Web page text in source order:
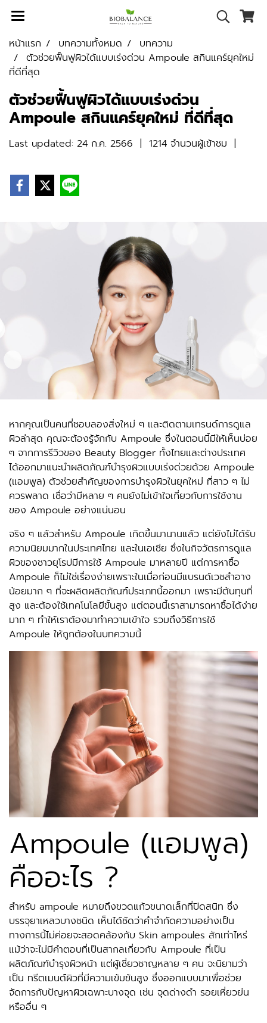
หน้าแรก บทความทั้งหมด
บทความ
ตัวช่วยฟื้นฟูผิวได้แบบเร่งด่วน Ampoule สกินแคร์ยุคใหม่
ที่ดีที่สุด
ตัวช่วยฟื้นฟูผิวได้แบบเร่งด่วน
Ampoule สกินแคร์ยุคใหม่ ที่ดีที่สุด
Last updated: 24 ก.ค. 2566 | 1214 จำนวนผู้เข้าชม |
หากคุณเป็นคนที่ชอบลองสิ่งใหม่ ๆ และติดตามเทรนด์การดูแล
ผิวล่าสุด คุณจะต้องรู้จักกับ Ampoule ซึ่งในตอนนี้มีให้เห็นบ่อย
ๆ จากการรีวิวของ Beauty Blogger ทั้งไทยและต่างประเทศ
ได้ออกมาแนะนำผลิตภัณฑ์บำรุงผิวแบบเร่งด่วยด้วย Ampoule
(แอมพูล) ตัวช่วยสำคัญของการบำรุงผิวในยุคใหม่ ที่สาว ๆ ไม่
ควรพลาด เชื่อว่ามีหลาย ๆ คนยังไม่เข้าใจเกี่ยวกับการใช้งาน
ของ Ampoule อย่างแน่นอน
จริง ๆ แล้วสำหรับ Ampoule เกิดขึ้นมานานแล้ว แต่ยังไม่ได้รับ
ความนิยมมากในประเทศไทย และในเอเชีย ซึ่งในกิจวัตรการดูแล
ผิวของชาวยุโรปมีการใช้ Ampoule มาหลายปี แต่การหาซื้อ
Ampoule ก็ไม่ใช่เรื่องง่ายเพราะในเมื่อก่อนมีแบรนด์เวชสำอาง
น้อยมาก ๆ ที่จะผลิตผลิตภัณฑ์ประเภทนี้ออกมา เพราะมีต้นทุนที่
สูง และต้องใช้เทคโนโลยีขั้นสูง แต่ตอนนี้เราสามารถหาซื้อได้ง่าย
มาก ๆ ทำให้เราต้องมาทำความเข้าใจ รวมถึงวิธีการใช้
Ampoule ให้ถูกต้องในบทความนี้
Ampoule (แอมพูล)
คืออะไร ?
สำหรับ ampoule หมายถึงขวดแก้วขนาดเล็กที่ปิดสนิท ซึ่ง
บรรจุยาเหลวบางชนิด เห็นได้ชัดว่าคำจำกัดความอย่างเป็น
ทางการนี้ไม่ค่อยจะสอดคล้องกับ Skin ampoules สักเท่าไหร่
แม้ว่าจะไม่มีคำตอบที่เป็นสากลเกี่ยวกับ Ampoule ที่เป็น
ผลิตภัณฑ์บำรุงผิวหน้า แต่ผู้เชี่ยวชาญหลาย ๆ คน จะนิยามว่า
เป็น ทรีตเมนต์ผิวที่มีความเข้มข้นสูง ซึ่งออกแบบมาเพื่อช่วย
จัดการกับปัญหาผิวเฉพาะบางจุด เช่น จุดด่างดำ รอยเหี่ยวย่น
หรืออื่น ๆ